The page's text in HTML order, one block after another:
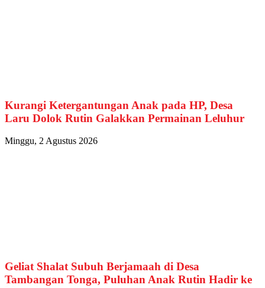
Kurangi Ketergantungan Anak pada HP, Desa
Laru Dolok Rutin Galakkan Permainan Leluhur
Minggu, 2 Agustus 2026
Geliat Shalat Subuh Berjamaah di Desa
Tambangan Tonga, Puluhan Anak Rutin Hadir ke